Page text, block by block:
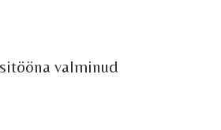
valminud